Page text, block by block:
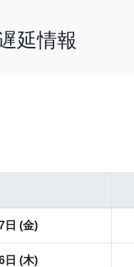
延情報
日 (金)
日 (木)